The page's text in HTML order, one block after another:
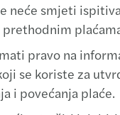
neće smjeti
pravo na
se koriste za
i povećanja plaće.